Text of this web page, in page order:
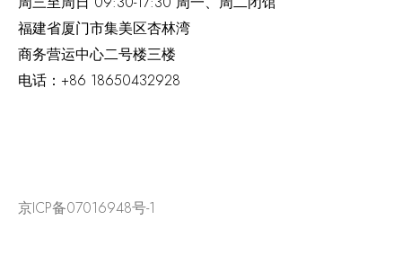
福建省厦门市集美区杏林湾
商务营运中心二号楼三楼
电话： +86 18650432928
京ICP备07016948号-1